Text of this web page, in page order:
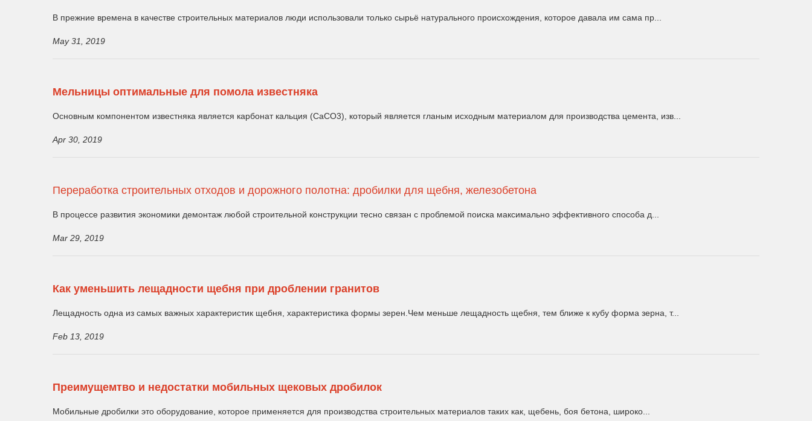
В прежние времена в качестве строительных материалов люди использовали только сырьё натурального происхождения, которое давала им сама пр...
May 31, 2019
Мельницы оптимальные для помола известняка
Основным компонентом известняка является карбонат кальция (CaCO3), который является гланым исходным материалом для производства цемента, изв...
Apr 30, 2019
Переработка строительных отходов и дорожного полотна: дробилки для щебня, железобетона
В процессе развития экономики демонтаж любой строительной конструкции тесно связан с проблемой поиска максимально эффективного способа д...
Mar 29, 2019
Как уменьшить лещадности щебня при дроблении гранитов
Лещадность одна из самых важных характеристик щебня, характеристика формы зерен.Чем меньше лещадность щебня, тем ближе к кубу форма зерна, т...
Feb 13, 2019
Преимущемтво и недостатки мобильных щековых дробилок
Мобильные дробилки это оборудование, которое применяется для производства строительных материалов таких как, щебень, боя бетона, широко...